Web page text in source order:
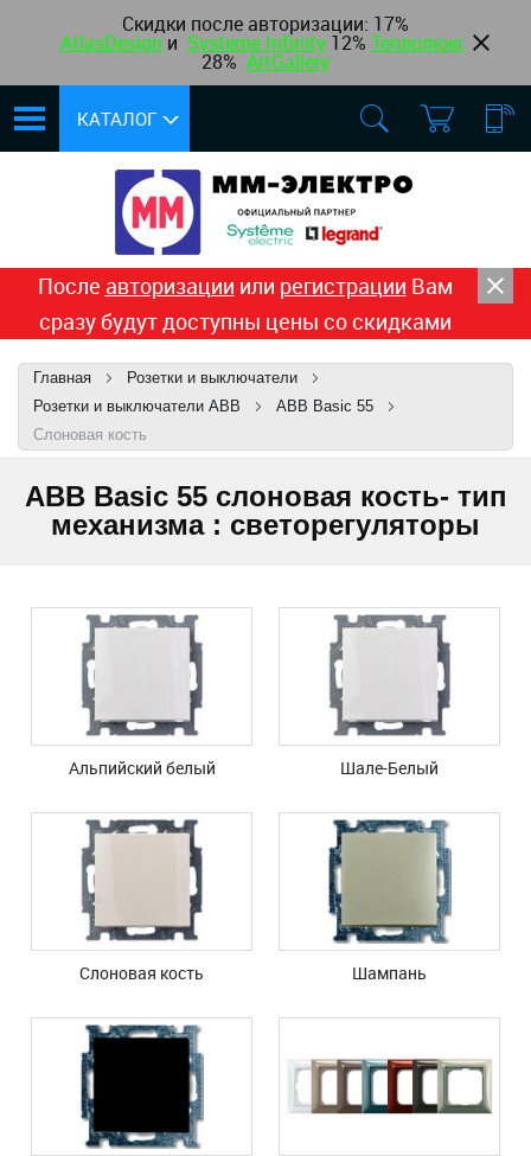
Скидки после авторизации: 17%
AtlasDesign и Systeme Infinity12% Теплолюкс
28% ArtGallery
КАТАЛОГ
После авторизации или регистрации Вам
сразу будут доступны цены со скидками
Главная
Розетки и выключатели
Розетки и выключатели ABB
ABB Basic 55
Слоновая кость
ABB Basic 55 слоновая кость- тип
механизма : светорегуляторы
Альпийский белый Шале-Белый
Слоновая кость Шампань